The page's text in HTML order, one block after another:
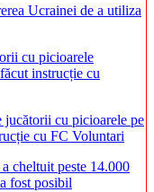
Ucrainei de a utiliza
cu picioarele pe
cu FC Voluntari
cheltuit peste 14.000
fost posibil